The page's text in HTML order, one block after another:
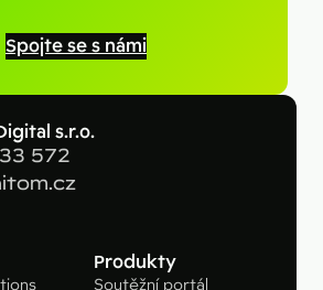
Spojte se s námi
s.r.o.
572
Produkty
Soutěžní portál